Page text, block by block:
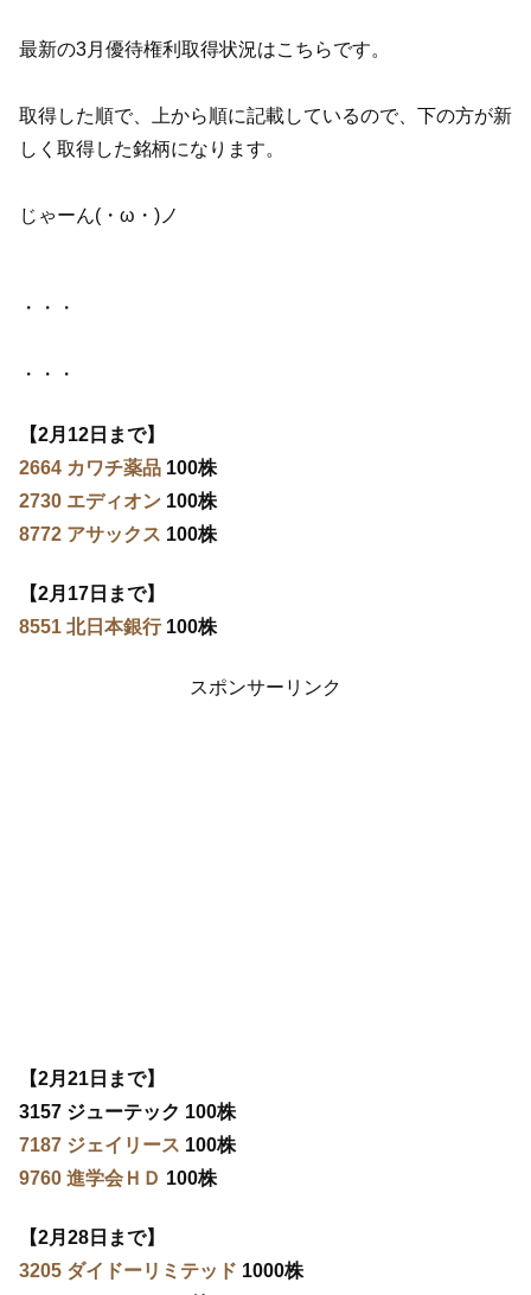
最新の3月優待権利取得状況はこちらです。
取得した順で、上から順に記載しているので、下の方が新
しく取得した銘柄になります。
じゃーん(・ω・)ノ
・・・
・・・
【2月12日まで】
2664 カワチ薬品 100株
2730 エディオン 100株
8772 アサックス 100株
【2月17日まで】
8551 北日本銀行100株
スポンサーリンク
【2月21日まで】
3157 ジューテック 100株
7187 ジェイリース 100株
9760 進学会ＨＤ 100株
【2月28日まで】
3205 ダイドーリミテッド 1000株